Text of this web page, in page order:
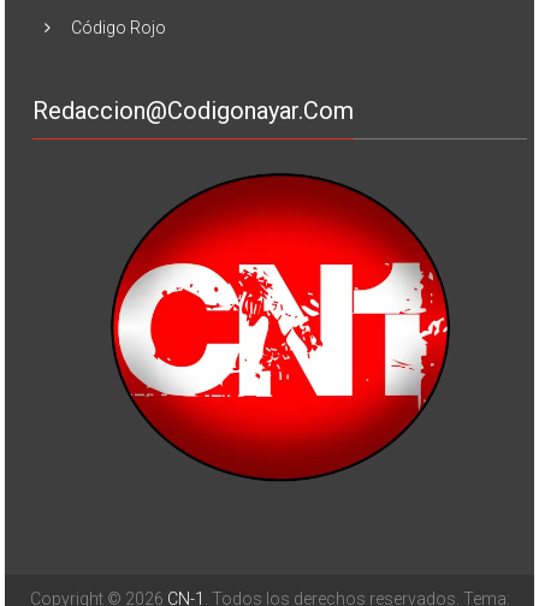
Código Rojo
Redaccion@codigonayar.com
Copyright © 2026 CN-1 . Todos los derechos reservados. Tema: